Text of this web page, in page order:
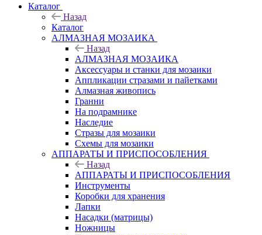
Каталог
Назад
Каталог
АЛМАЗНАЯ МОЗАИКА
Назад
АЛМАЗНАЯ МОЗАИКА
Аксессуары и станки для мозаики
Аппликации стразами и пайетками
Алмазная живопись
Гранни
На подрамнике
Наследие
Стразы для мозаики
Схемы для мозаики
АППАРАТЫ И ПРИСПОСОБЛЕНИЯ
Назад
АППАРАТЫ И ПРИСПОСОБЛЕНИЯ
Инструменты
Коробки для хранения
Лапки
Насадки (матрицы)
Ножницы